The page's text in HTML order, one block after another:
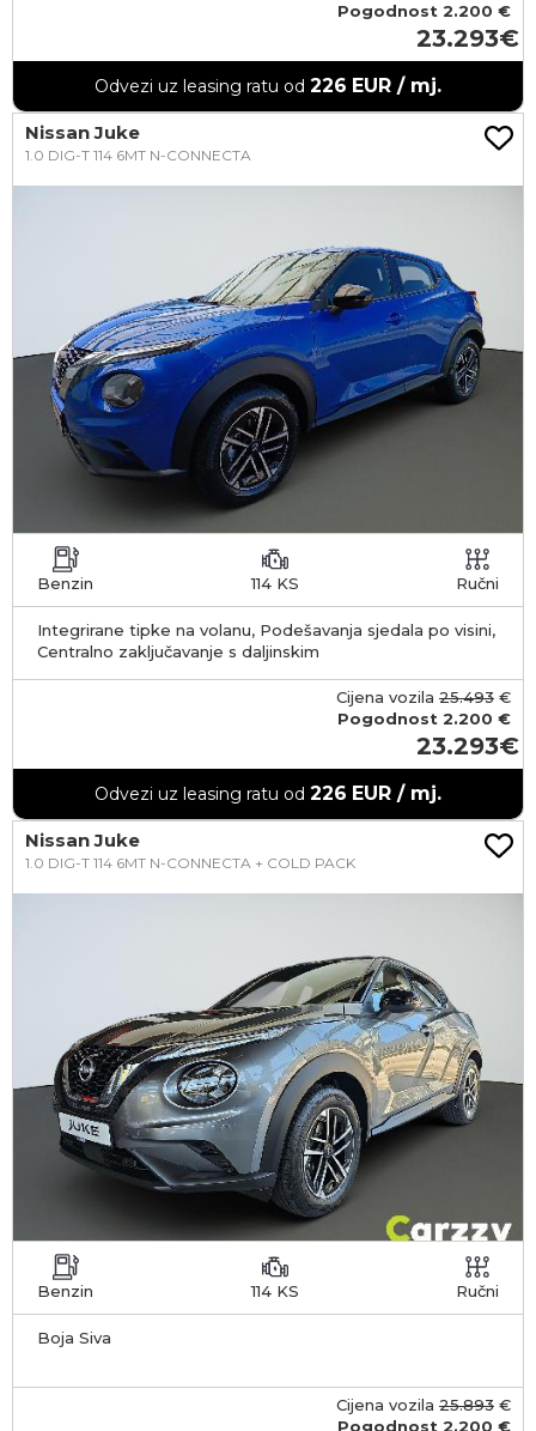
Pogodnost 2.200 €
23.293
Odvezi uz leasing ratu od 226 EUR / mj.
Nissan Juke
1.0 DIG-T 114 6MT N-CONNECTA
Benzin 114 KS Ručni
Integrirane tipke na volanu, Podešavanja sjedala po visini,
Centralno zaključavanje s daljinskim
Cijena vozila 25.493 €
Pogodnost 2.200 €
23.293
Odvezi uz leasing ratu od 226 EUR / mj.
Nissan Juke
1.0 DIG-T 114 6MT N-CONNECTA + COLD PACK
Benzin 114 KS Ručni
Boja Siva
Cijena vozila 25.893 €
Pogodnost 2.200 €